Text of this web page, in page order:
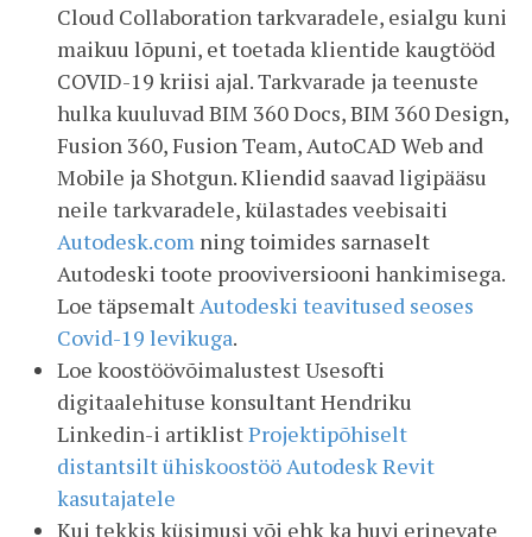
Cloud Collaboration tarkvaradele, esialgu kuni
maikuu lõpuni, et toetada klientide kaugtööd
COVID-19 kriisi ajal. Tarkvarade ja teenuste
hulka kuuluvad BIM 360 Docs, BIM 360 Design,
Fusion 360, Fusion Team, AutoCAD Web and
Mobile ja Shotgun. Kliendid saavad ligipääsu
neile tarkvaradele, külastades veebisaiti
Autodesk.com ning toimides sarnaselt
Autodeski toote prooviversiooni hankimisega.
Loe täpsemalt Autodeski teavitused seoses
Covid-19 levikuga.
Loe koostöövõimalustest Usesofti
digitaalehituse konsultant Hendriku
Linkedin-i artiklistProjektipõhiselt
distantsilt ühiskoostöö Autodesk Revit
kasutajatele
Kui tekkis küsimusi või ehk ka huvi erinevate